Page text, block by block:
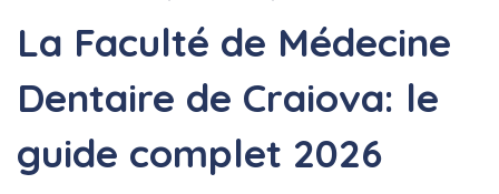
La Faculté de Médecine
Dentaire de Craiova: le
guide complet 2026